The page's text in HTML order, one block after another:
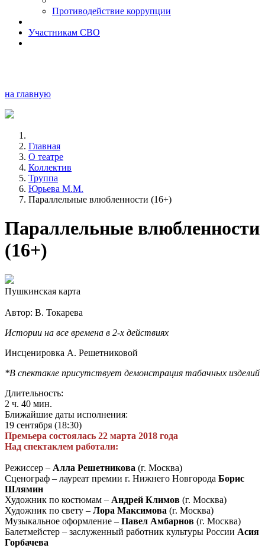
Противодействие коррупции
Участникам СВО
на главную
Главная
О театре
Коллектив
Труппа
Юрьева М.М.
Параллельные влюбленности (16+)
Параллельные влюбленности
(16+)
Пушкинская карта
Автор: В. Токарева
Истории на все времена в 2-х действиях
Инсценировка А. Решетниковой
*В спектакле присутствует демонстрация табачных изделий
Длительность:
2 ч. 40 мин.
Ближайшие даты исполнения:
19 сентября (18:30)
Премьера состоялась 22 марта 2018 года
Над спектаклем работали:
Режиссер – Алла Решетникова (г. Москва)
Сценограф – лауреат премии г. Нижнего Новгорода Борис
Шлямин
Художник по костюмам – Андрей Климов (г. Москва)
Художник по свету – Лора Максимова (г. Москва)
Музыкальное оформление – Павел Амбарнов (г. Москва)
Балетмейстер – заслуженный работник культуры России Асия
Горбачева